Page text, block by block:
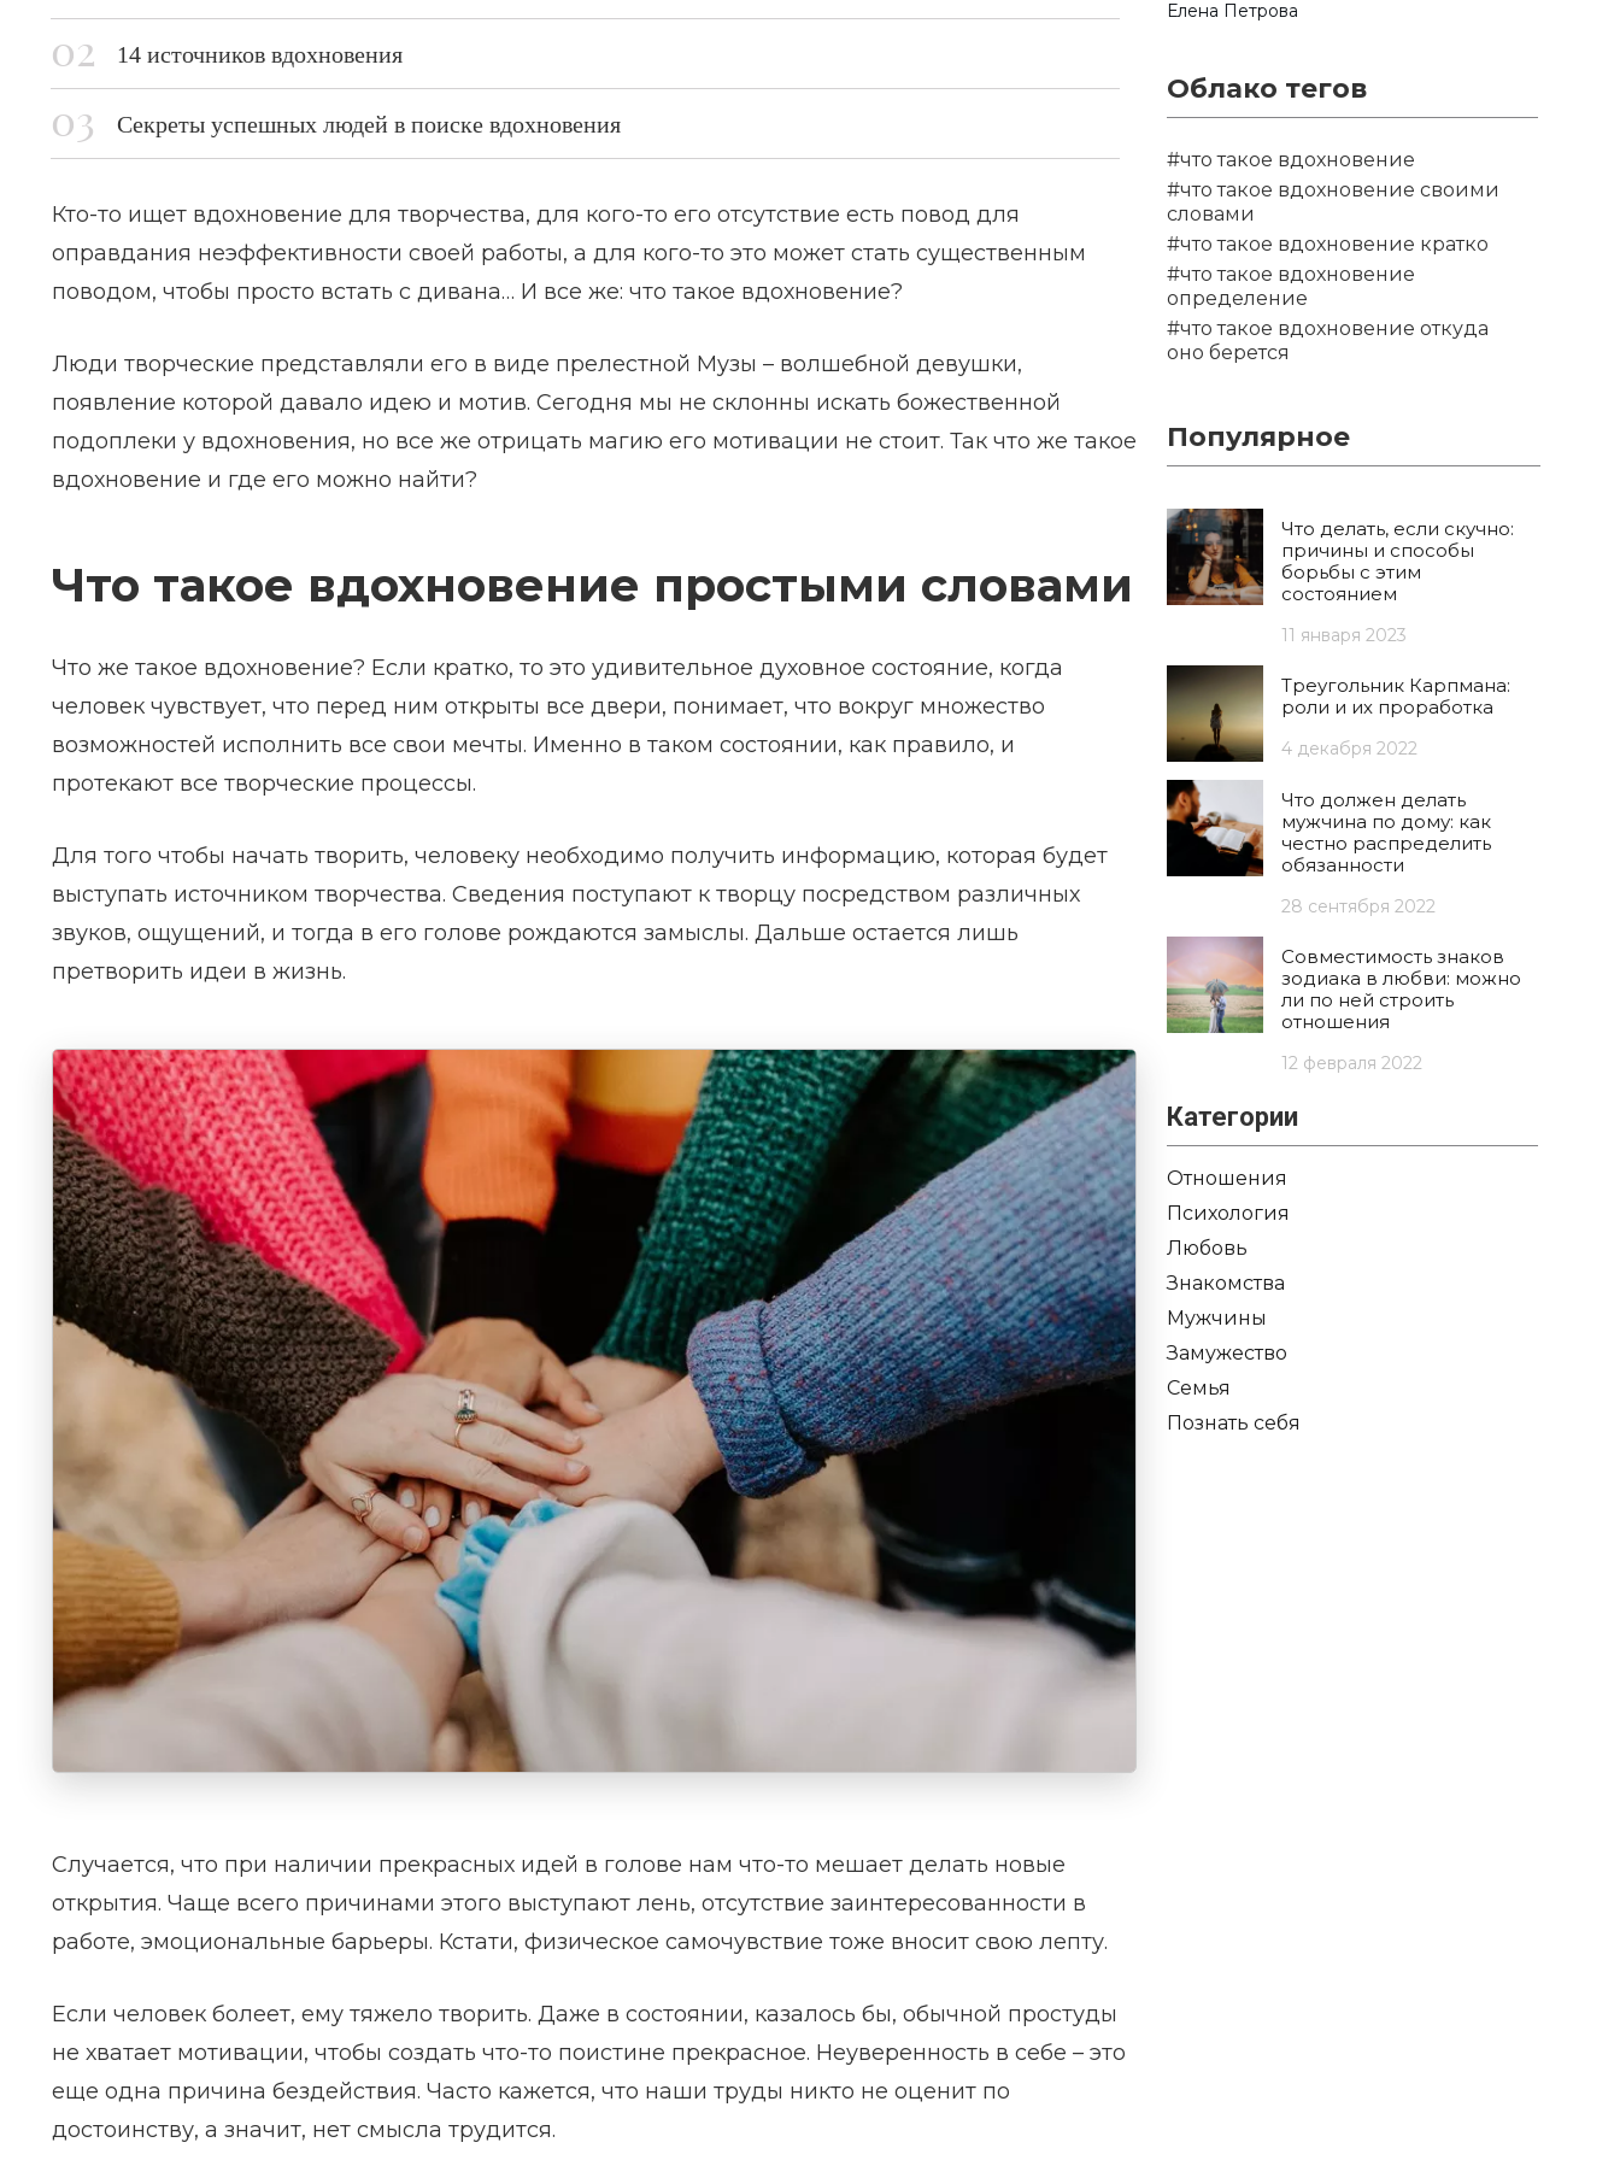
14 источников вдохновения
Секреты успешных людей в поиске вдохновения
Кто-то ищет вдохновение для творчества, для кого-то его отсутствие есть повод для
оправдания неэффективности своей работы, а для кого-то это может стать существенным
поводом, чтобы просто встать с дивана… И все же: что такое вдохновение?
Люди творческие представляли его в виде прелестной Музы – волшебной девушки,
появление которой давало идею и мотив. Сегодня мы не склонны искать божественной
подоплеки у вдохновения, но все же отрицать магию его мотивации не стоит. Так что же такое
вдохновение и где его можно найти?
Что такое вдохновение простыми словами
Что же такое вдохновение? Если кратко, то это удивительное духовное состояние, когда
человек чувствует, что перед ним открыты все двери, понимает, что вокруг множество
возможностей исполнить все свои мечты. Именно в таком состоянии, как правило, и
протекают все творческие процессы.
Для того чтобы начать творить, человеку необходимо получить информацию, которая будет
выступать источником творчества. Сведения поступают к творцу посредством различных
звуков, ощущений, и тогда в его голове рождаются замыслы. Дальше остается лишь
претворить идеи в жизнь.
Случается, что при наличии прекрасных идей в голове нам что-то мешает делать новые
открытия. Чаще всего причинами этого выступают лень, отсутствие заинтересованности в
работе, эмоциональные барьеры. Кстати, физическое самочувствие тоже вносит свою лепту.
Если человек болеет, ему тяжело творить. Даже в состоянии, казалось бы, обычной простуды
не хватает мотивации, чтобы создать что-то поистине прекрасное. Неуверенность в себе – это
еще одна причина бездействия. Часто кажется, что наши труды никто не оценит по
достоинству, а значит, нет смысла трудится.
Елена Петрова
Облако тегов
#что такое вдохновение
#что такое вдохновение своими
словами
#что такое вдохновение кратко
#что такое вдохновение
определение
#что такое вдохновение откуда
оно берется
Популярное
Что делать, если скучно:
причины и способы
борьбы с этим
состоянием
11 января 2023
Треугольник Карпмана:
роли и их проработка
4 декабря 2022
Что должен делать
мужчина по дому: как
честно распределить
обязанности
28 сентября 2022
Совместимость знаков
зодиака в любви: можно
ли по ней строить
отношения
12 февраля 2022
Категории
Отношения
Психология
Любовь
Знакомства
Мужчины
Замужество
Семья
Познать себя